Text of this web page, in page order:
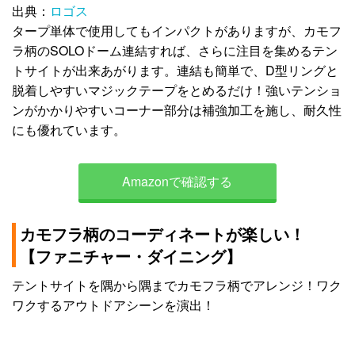
出典： ロゴス
タープ単体で使用してもインパクトがありますが、カモフ
ラ柄のSOLOドーム連結すれば、さらに注目を集めるテン
トサイトが出来あがります。連結も簡単で、D型リングと
脱着しやすいマジックテープをとめるだけ！強いテンショ
ンがかかりやすいコーナー部分は補強加工を施し、耐久性
にも優れています。
Amazonで確認する
カモフラ柄のコーディネートが楽しい！
【ファニチャー・ダイニング】
テントサイトを隅から隅までカモフラ柄でアレンジ！ワク
ワクするアウトドアシーンを演出！